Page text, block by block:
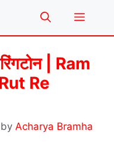
Menu
| Ram
Re
by Acharya Bramha